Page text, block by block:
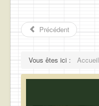
Précédent
Vous êtes ici : Accueil